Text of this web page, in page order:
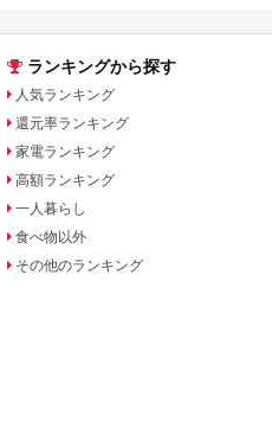
ランキングから探す
人気ランキング
還元率ランキング
家電ランキング
高額ランキング
一人暮らし
食べ物以外
その他のランキング